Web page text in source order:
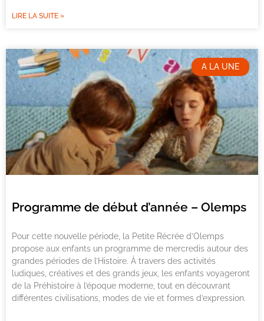
LIRE LA SUITE »
A LA UNE
Programme de début d’année – Olemps
Pour cette nouvelle période, la Petite Récrée d’Olemps
propose aux enfants un programme de mercredis autour des
grandes périodes de l’Histoire. À travers des activités
ludiques, créatives et des grands jeux, les enfants voyageront
de la Préhistoire à l’époque moderne, tout en découvrant
différentes civilisations, modes de vie et formes d’expression.